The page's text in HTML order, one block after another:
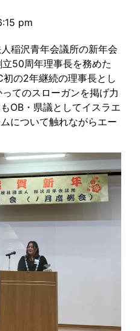
pm
稲沢青年会議所の新年会
50周年理事長を務めた
の2年継続の理事長とし
てのスローガンを掲げ力
OB・県議としてイスラエ
について触れながらエー